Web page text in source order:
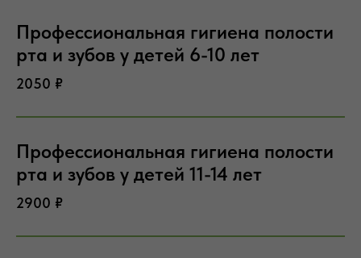
Профессиональная гигиена полости
рта и зубов у детей 6-10 лет
2050 ₽
Профессиональная гигиена полости
рта и зубов у детей 11-14 лет
2900 ₽